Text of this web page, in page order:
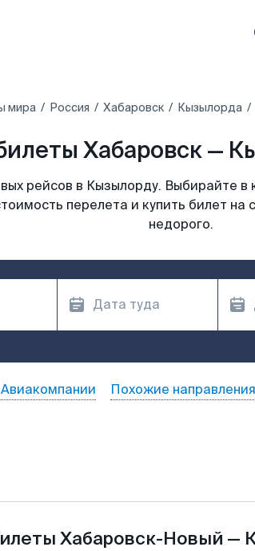
мира Россия Хабаровск Кызылорда
Хабаровск —
рейсов в Кызылорду. Выбирайте в
перелета и купить билет
недорого.
Авиакомпании Похожие направления
Хабаровск-Новый —